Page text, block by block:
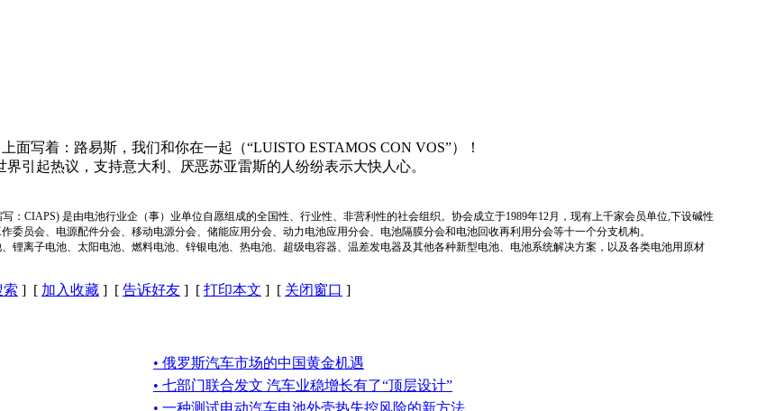
面写着：路易斯，我们和你在一起（“LUISTO ESTAMOS CON VOS”）！
引起热议，支持意大利、厌恶苏亚雷斯的人纷纷表示大快人心。
写：CIAPS) 是由电池行业企（事）业单位自愿组成的全国性、行业性、非营利性的社会组织。协会成立于1989年12月，现有上千家会员单位,下设碱性
员会、电源配件分会、移动电源分会、储能应用分会、动力电池应用分会、电池隔膜分会和电池回收再利用分会等十一个分支机构。
锂离子电池、太阳电池、燃料电池、锌银电池、热电池、超级电容器、温差发电器及其他各种新型电池、电池系统解决方案，以及各类电池用原材
索 ] [ 加入收藏 ] [ 告诉好友 ] [ 打印本文 ] [ 关闭窗口 ]
• 俄罗斯汽车市场的中国黄金机遇
• 七部门联合发文 汽车业稳增长有了“顶层设计”
• 一种测试电动汽车电池外壳热失控风险的新方法